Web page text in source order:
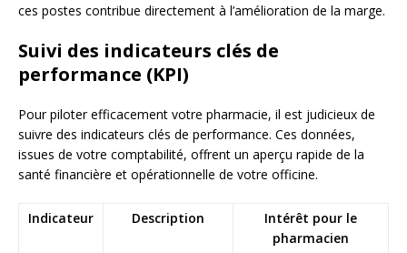
ces postes contribue directement à l’amélioration de la marge.
Suivi des indicateurs clés de
performance (KPI)
Pour piloter efficacement votre pharmacie, il est judicieux de
suivre des indicateurs clés de performance. Ces données,
issues de votre comptabilité, offrent un aperçu rapide de la
santé financière et opérationnelle de votre officine.
Indicateur Description
Intérêt pour le
pharmacien